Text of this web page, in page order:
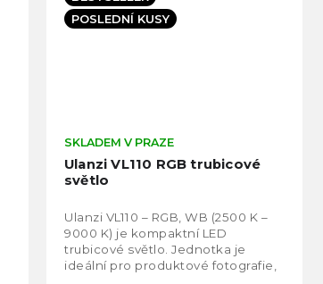
POSLEDNÍ KUSY
Ulanzi VL110 RGB trubicové
světlo
SKLADEM V PRAZE
Ulanzi VL110 – RGB, WB (2500 K –
9000 K) je kompaktní LED
trubicové světlo. Jednotka je
ideální pro produktové fotografie,